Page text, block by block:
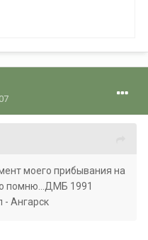
моего прибывания на
помню...ДМБ 1991
- Ангарск